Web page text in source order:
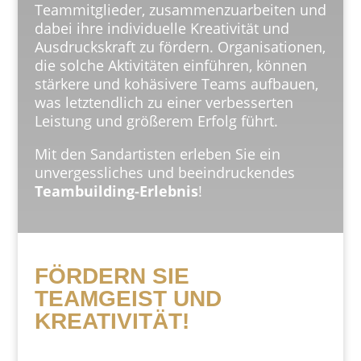
Teammitglieder, zusammenzuarbeiten und
dabei ihre individuelle Kreativität und
Ausdruckskraft zu fördern. Organisationen,
die solche Aktivitäten einführen, können
stärkere und kohäsivere Teams aufbauen,
was letztendlich zu einer verbesserten
Leistung und größerem Erfolg führt.
Mit den Sandartisten erleben Sie ein
unvergessliches und beeindruckendes
Teambuilding-Erlebnis!
FÖRDERN SIE
TEAMGEIST UND
KREATIVITÄT!